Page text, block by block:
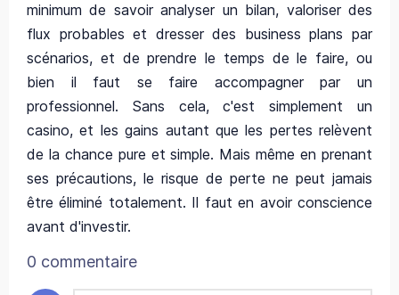
minimum de savoir analyser un bilan, valoriser des
flux probables et dresser des business plans par
scénarios, et de prendre le temps de le faire, ou
bien il faut se faire accompagner par un
professionnel. Sans cela, c'est simplement un
casino, et les gains autant que les pertes relèvent
de la chance pure et simple. Mais même en prenant
ses précautions, le risque de perte ne peut jamais
être éliminé totalement. Il faut en avoir conscience
avant d'investir.
0 commentaire